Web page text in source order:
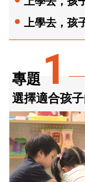
專題 1
選擇適合孩
上學去，孩